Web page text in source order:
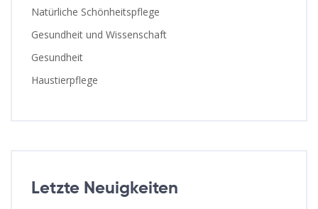
Natürliche Schönheitspflege
Gesundheit und Wissenschaft
Gesundheit
Haustierpflege
Letzte Neuigkeiten